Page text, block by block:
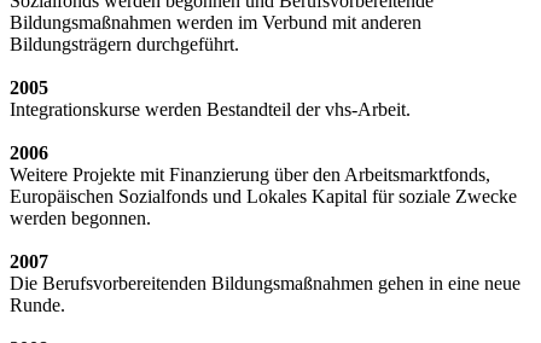
Bildungsmaßnahmen werden im Verbund mit anderen
Bildungsträgern durchgeführt.
2005
Integrationskurse werden Bestandteil der vhs-Arbeit.
2006
Weitere Projekte mit Finanzierung über den Arbeitsmarktfonds,
Europäischen Sozialfonds und Lokales Kapital für soziale Zwecke
werden begonnen.
2007
Die Berufsvorbereitenden Bildungsmaßnahmen gehen in eine neue
Runde.